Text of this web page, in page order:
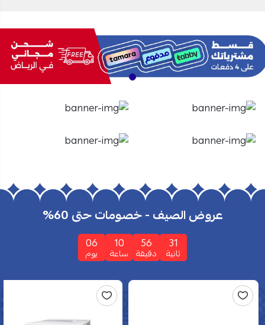
الأفران الشاشات
عروض الصيف - خصومات حتى 60%
30
ثانية
56
دقيقة
10
ساعة
06
يوم